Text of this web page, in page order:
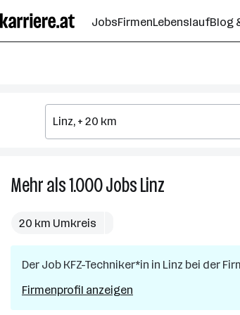
Seiteninhalt
springen
JobsFirmenLebenslaufBlog
Mehr als 1.000JobsLinz
in
Linz
20 km Umkreis
Der Job KFZ-Techniker*in in Linz bei der
Firmenprofil anzeigen